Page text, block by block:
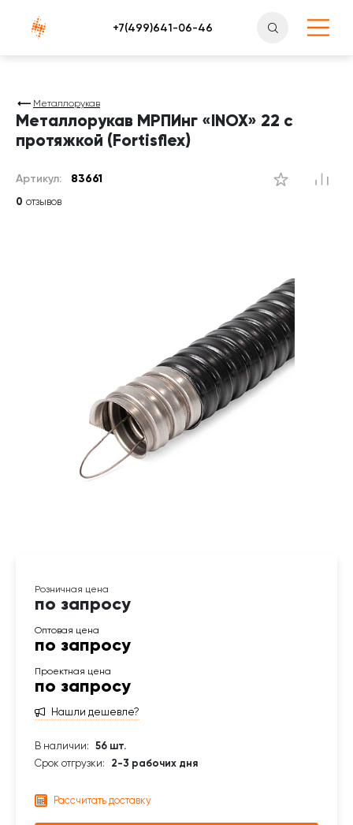
Атлантснаб
Металлорукав
Металлорукав МРПИнг «INOX» 22 с
протяжкой (Fortisflex)
Артикул: 83661
по запросу
по запросу
по запросу
Нашли дешевле?
В наличии: 56 шт.
Срок отгрузки:
2-3 рабочих дня
Рассчитать доставку